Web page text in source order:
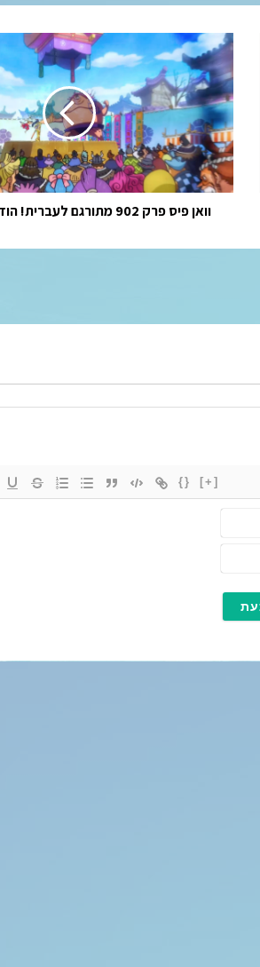
וואן
פיס
פרק
902
מתורגם
לעברית!
הודעות
חשובות!
וואן פיס פרק 902 מתורגם לעברית! הודעות חשובות!
{} [+]
ם
י
ל